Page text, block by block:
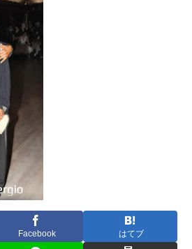
Facebook はてブ